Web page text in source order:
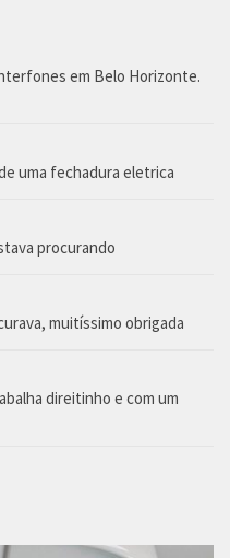
em Belo Horizonte.
uma fechadura eletrica
procurando
muitíssimo obrigada
direitinho e com um